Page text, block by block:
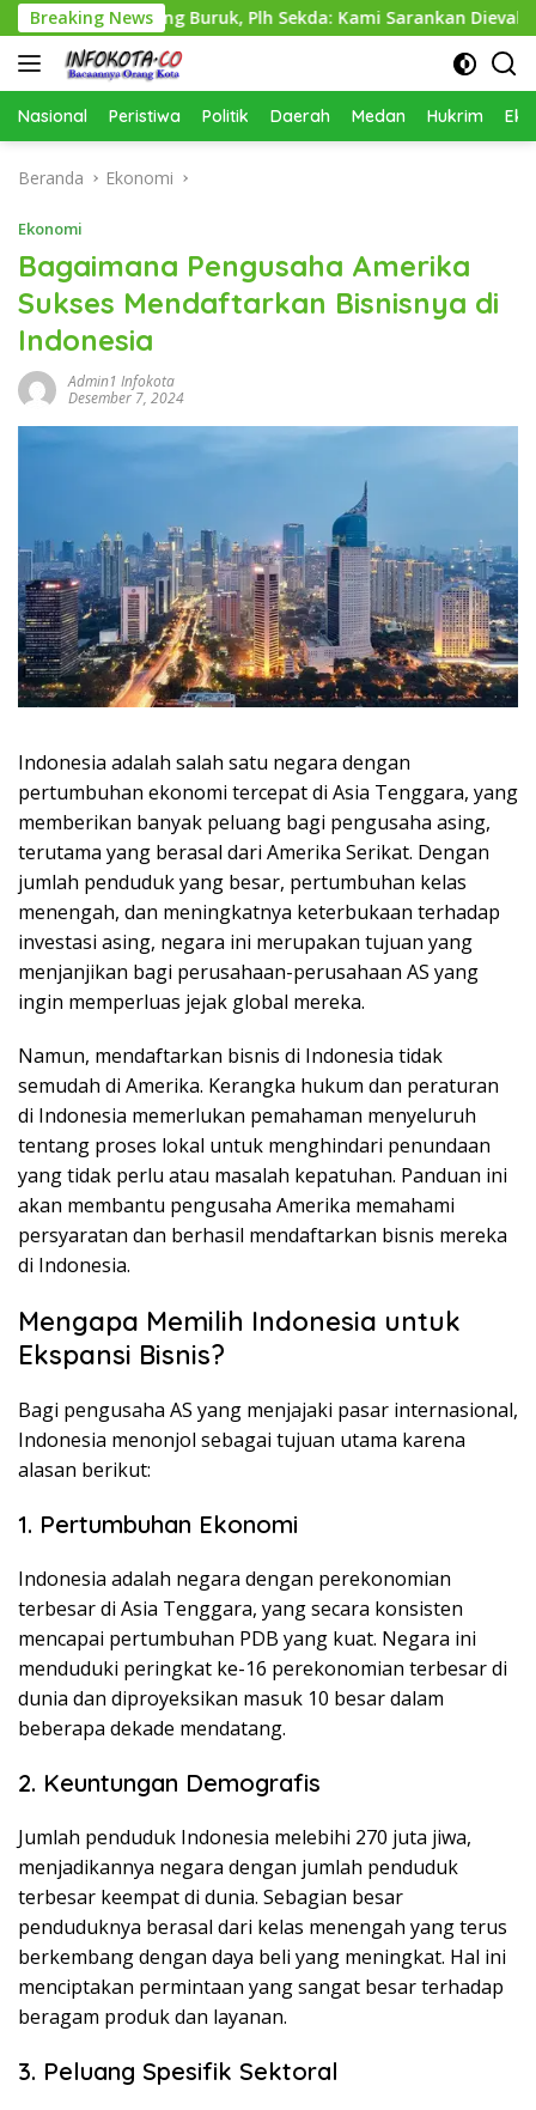
Langsung
ke
konten
Breaking News
Buruk, Plh Sekda: Kami Sarankan Dievaluasi
Nasional Peristiwa Politik Daerah Medan Hukrim
Beranda Ekonomi
Ekonomi
Bagaimana Pengusaha Amerika
Sukses Mendaftarkan Bisnisnya di
Indonesia
Admin1 Infokota
Desember 7, 2024
Indonesia adalah salah satu negara dengan
pertumbuhan ekonomi tercepat di Asia Tenggara, yang
memberikan banyak peluang bagi pengusaha asing,
terutama yang berasal dari Amerika Serikat. Dengan
jumlah penduduk yang besar, pertumbuhan kelas
menengah, dan meningkatnya keterbukaan terhadap
investasi asing, negara ini merupakan tujuan yang
menjanjikan bagi perusahaan-perusahaan AS yang
ingin memperluas jejak global mereka.
Namun, mendaftarkan bisnis di Indonesia tidak
semudah di Amerika. Kerangka hukum dan peraturan
di Indonesia memerlukan pemahaman menyeluruh
tentang proses lokal untuk menghindari penundaan
yang tidak perlu atau masalah kepatuhan. Panduan ini
akan membantu pengusaha Amerika memahami
persyaratan dan berhasil mendaftarkan bisnis mereka
di Indonesia.
Mengapa Memilih Indonesia untuk
Ekspansi Bisnis?
Bagi pengusaha AS yang menjajaki pasar internasional,
Indonesia menonjol sebagai tujuan utama karena
alasan berikut:
1. Pertumbuhan Ekonomi
Indonesia adalah negara dengan perekonomian
terbesar di Asia Tenggara, yang secara konsisten
mencapai pertumbuhan PDB yang kuat. Negara ini
menduduki peringkat ke-16 perekonomian terbesar di
dunia dan diproyeksikan masuk 10 besar dalam
beberapa dekade mendatang.
2. Keuntungan Demografis
Jumlah penduduk Indonesia melebihi 270 juta jiwa,
menjadikannya negara dengan jumlah penduduk
terbesar keempat di dunia. Sebagian besar
penduduknya berasal dari kelas menengah yang terus
berkembang dengan daya beli yang meningkat. Hal ini
menciptakan permintaan yang sangat besar terhadap
beragam produk dan layanan.
3. Peluang Spesifik Sektoral